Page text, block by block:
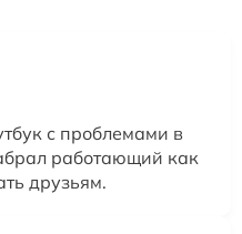
с проблемами в
работающий как
друзьям.